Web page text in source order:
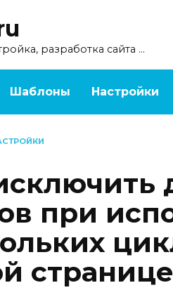
разработка сайта …
Шаблоны Настройки
при
странице